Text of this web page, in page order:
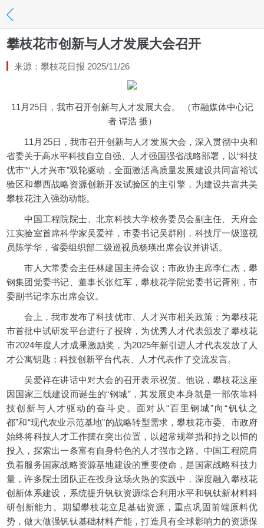
攀枝花市创新与人才发展大会召开
来源：攀枝花日报 2025/11/26
11月25日，我市召开创新与人才发展大会。 （市融媒体中心记
者 谭浩 摄）
11月25日，我市召开创新与人才发展大会，深入贯彻中央和
省委关于高水平科技自立自强、人才强国强省战略部署，以“科技
优市”“人才兴市”双轮驱动，全面激活高质量发展建设共同富裕试
验区和攀西战略资源创新开发试验区的主引擎，为建设共富共美
攀枝花注入强劲动能。
中国工程院院士、北京科技大学校务委员会副主任、天府金
江实验室首席科学家吴爱祥，市委书记吴群刚，科技厅一级巡视
员陈学华，省委组织部二级巡视员杨瑛出席会议并讲话。
市人大常委会主任林建国主持会议；市政协主席李仁杰，攀
钢集团党委书记、董事长张红军，攀枝花学院党委书记胥刚，市
委副书记李东出席会议。
会上，我市发布了科技优市、人才兴市相关政策；为攀枝花
市首批中试研发平台进行了授牌，为优秀人才代表颁发了攀枝花
市2024年度人才成果激励奖，为2025年新引进人才代表发放了人
才公寓钥匙；科技创新平台代表、人才代表作了交流发言。
吴爱祥在讲话中对大会的召开表示祝贺。他说，攀枝花这座
因国家三线建设而诞生的“钢城”，其发展史本身就是一部依靠科
技创新与人才驱动的奋斗史。面对从“百里钢城”向“钒钛之
都”和“现代农业示范基地”的战略转型需求，攀枝花市委、市政府
始终将科技人才工作摆在突出位置，以超常规举措和持之以恒的
投入，探索出一条富有自身特色的人才强市之路。中国工程院肩
负着服务国家战略资源基地建设的重要使命，是国家战略科技力
量，许多院士团队正在投身这场火热的实践中，深度融入攀枝花
创新体系建设，系统提升钒钛资源综合利用水平和钒钛新材料科
研创新能力。期望攀枝花立足基础资源，重点巩固前端原料优
势，做大做强钒钛基础材料产能，打造具有全球影响力的资源保